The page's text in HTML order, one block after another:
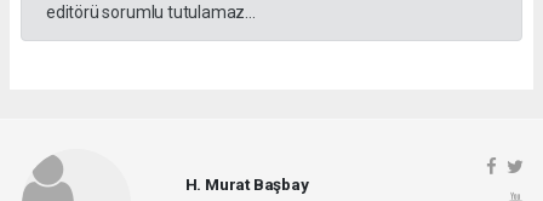
editörü sorumlu tutulamaz...
H. Murat Başbay